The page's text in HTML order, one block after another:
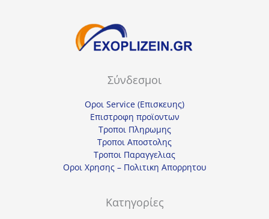
Σύνδεσμοι
Οροι Service (Επισκευης)
Επιστροφη προϊοντων
Τροποι Πληρωμης
Τροποι Αποστολης
Τροποι Παραγγελιας
Οροι Χρησης – Πολιτικη Απορρητου
Κατηγορίες